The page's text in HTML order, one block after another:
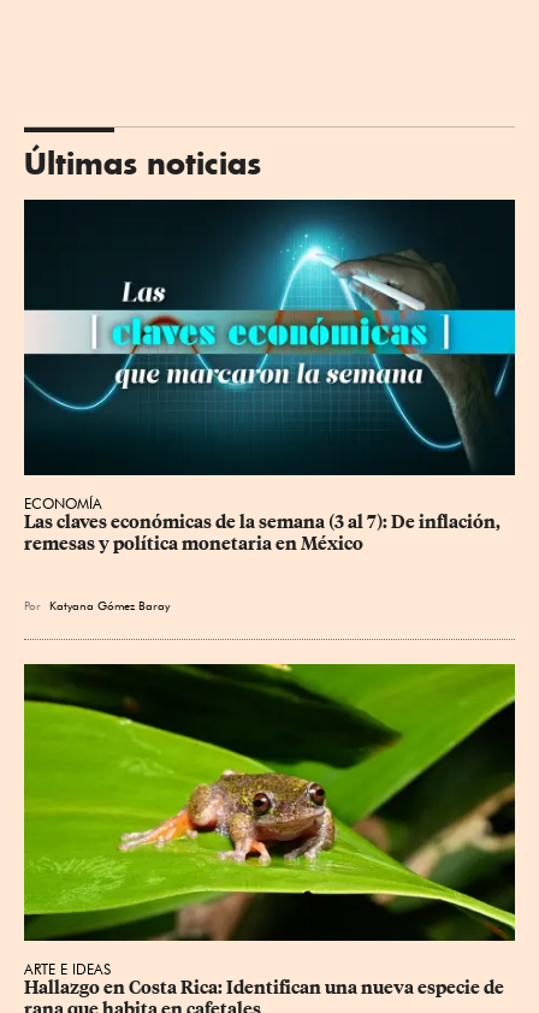
Últimas noticias
ECONOMÍA
Las claves económicas de la semana (3 al 7): De inflación,
remesas y política monetaria en México
Por Katyana Gómez Baray
ARTE E IDEAS
Hallazgo en Costa Rica: Identifican una nueva especie de